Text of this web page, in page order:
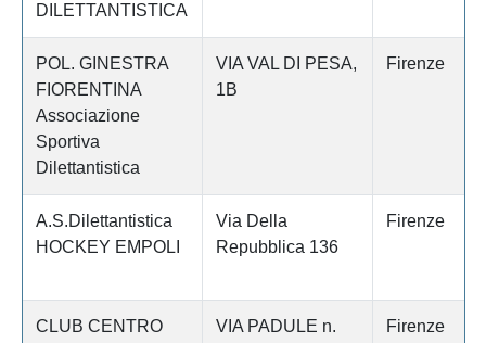
DILETTANTISTICA
POL. GINESTRA
FIORENTINA
Associazione
Sportiva
Dilettantistica
VIA VAL DI PESA,
1B
Firenze
A.S.Dilettantistica
HOCKEY EMPOLI
Via Della
Repubblica 136
Firenze
CLUB CENTRO
VIA PADULE n.
Firenze